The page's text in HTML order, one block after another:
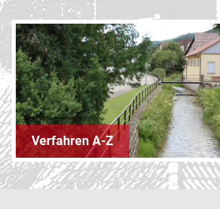
Verfahren A-Z